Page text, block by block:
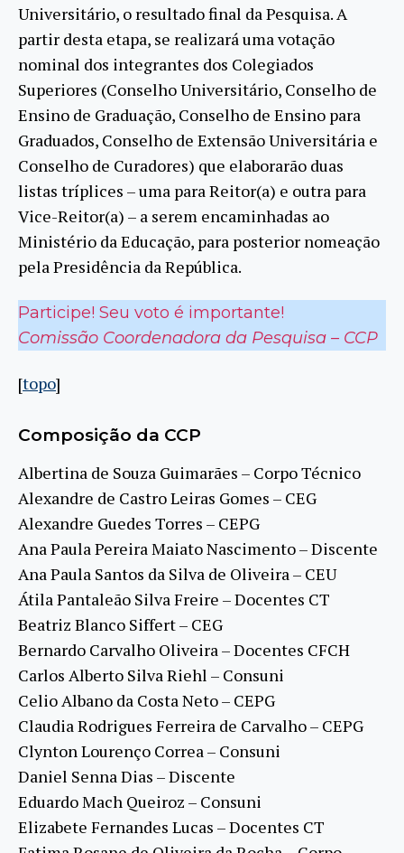
Universitário, o resultado final da Pesquisa. A
partir desta etapa, se realizará uma votação
nominal dos integrantes dos Colegiados
Superiores (Conselho Universitário, Conselho de
Ensino de Graduação, Conselho de Ensino para
Graduados, Conselho de Extensão Universitária e
Conselho de Curadores) que elaborarão duas
listas tríplices – uma para Reitor(a) e outra para
Vice-Reitor(a) – a serem encaminhadas ao
Ministério da Educação, para posterior nomeação
pela Presidência da República.
Participe! Seu voto é importante!
Comissão Coordenadora da Pesquisa – CCP
[topo]
Composição da CCP
Albertina de Souza Guimarães – Corpo Técnico
Alexandre de Castro Leiras Gomes – CEG
Alexandre Guedes Torres – CEPG
Ana Paula Pereira Maiato Nascimento – Discente
Ana Paula Santos da Silva de Oliveira – CEU
Átila Pantaleão Silva Freire – Docentes CT
Beatriz Blanco Siffert – CEG
Bernardo Carvalho Oliveira – Docentes CFCH
Carlos Alberto Silva Riehl – Consuni
Celio Albano da Costa Neto – CEPG
Claudia Rodrigues Ferreira de Carvalho – CEPG
Clynton Lourenço Correa – Consuni
Daniel Senna Dias – Discente
Eduardo Mach Queiroz – Consuni
Elizabete Fernandes Lucas – Docentes CT